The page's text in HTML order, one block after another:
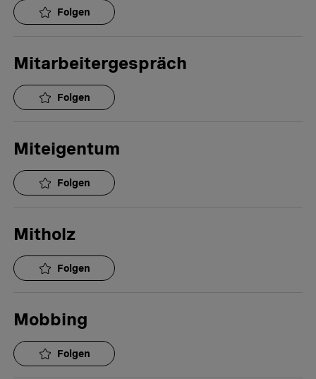
Folgen
Mitarbeitergespräch
Folgen
Miteigentum
Folgen
Mitholz
Folgen
Mobbing
Folgen